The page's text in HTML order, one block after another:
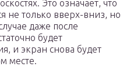
Это означает, что
не только вверх-вниз, но
даже после
будет
и экран снова будет
месте.